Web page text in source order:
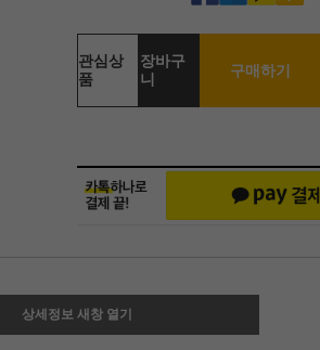
관심상
품
장바구
니
구매하기
상세정보 새창 열기